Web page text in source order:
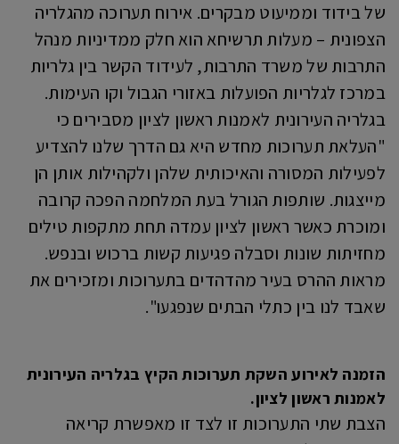
של בידוד וממיעוט מבקרים. אירוח תערוכה מהגלריה
הצפונית – מעלות תרשיחא הוא חלק ממדיניות מנהל
התרבות של משרד התרבות, לעידוד הקשר בין גלריות
במרכז לגלריות הפועלות באזורי הגבול וקו העימות.
בגלריה העירונית לאמנות ראשון לציון מסבירים כי
"העלאת תערוכות מחדש היא גם הדרך שלנו להצדיע
לפעילות המסורה והאיכותית שלהן ולקהילות אותן הן
מייצגות. שותפות הגורל בעת המלחמה הפכה קרובה
ומוכרת כאשר ראשון לציון עמדה תחת מתקפות טילים
מחזיתות שונות וסבלה פגיעות קשות ברכוש ובנפש.
מראות ההרס בעיר מהדהדים בתערוכות ומזכירים את
שאבד לנו בין כתלי הבתים שנפגעו".
הזמנה לאירוע השקת תערוכות הקיץ בגלריה העירונית
לאמנות ראשון לציון.
הצבת שתי התערוכות זו לצד זו מאפשרת קריאה